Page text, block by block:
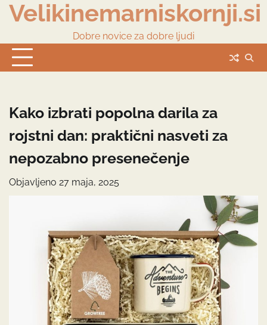
SkipVelikinemarniskornji.si
Dobre novice za dobre ljudi
Kako izbrati popolna darila za
rojstni dan: praktični nasveti za
nepozabno presenečenje
Objavljeno 27 maja, 2025